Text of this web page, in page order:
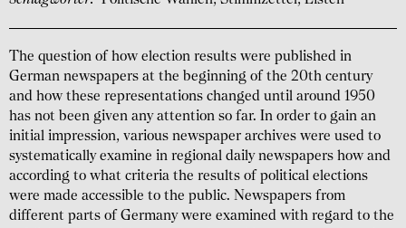
The question of how election results were published in
German newspapers at the beginning of the 20th century
and how these representations changed until around 1950
has not been given any attention so far. In order to gain an
initial impression, various newspaper archives were used to
systematically examine in regional daily newspapers how and
according to what criteria the results of political elections
were made accessible to the public. Newspapers from
different parts of Germany were examined with regard to the